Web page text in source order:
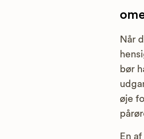
Når
bør
øje
En